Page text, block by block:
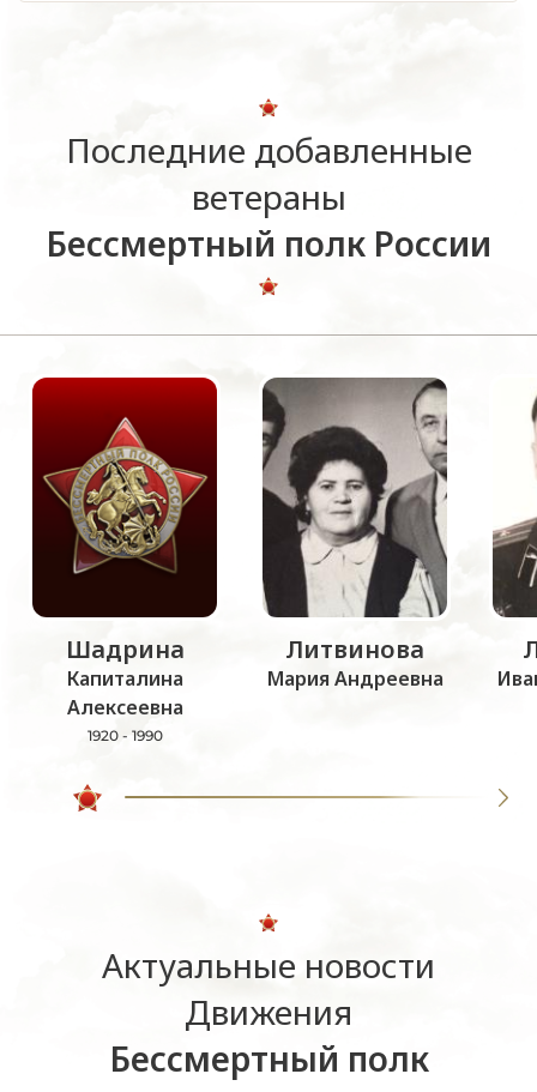
Последние добавленные
ветераны
Бессмертный полк России
Шадрина
Капиталина
Алексеевна
1920 - 1990
Литвинова
Мария Андреевна
Актуальные новости
Движения
Бессмертный полк